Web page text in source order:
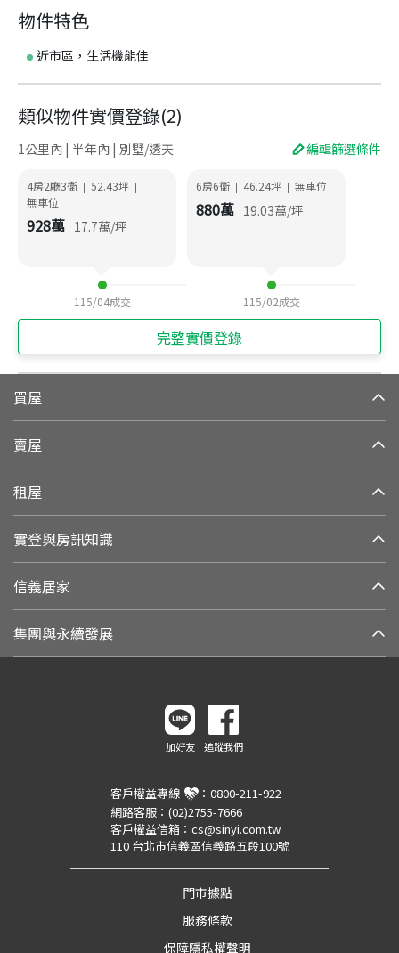
物件特色
近市區，生活機能佳
類似物件實價登錄(2)
1公里內 | 半年內 | 別墅/透天 編輯篩選條件
4房2廳3衛 | 52.43坪 |
無車位
928萬 17.7萬/坪
115/04成交
6房6衛 | 46.24坪 | 無車位
880萬 19.03萬/坪
115/02成交
完整實價登錄
買屋
賣屋
租屋
實登與房訊知識
信義居家
集團與永續發展
加好友 追蹤我們
客戶權益專線 ： 0800-211-922
網路客服： (02)2755-7666
客戶權益信箱： cs@sinyi.com.tw
110 台北市信義區信義路五段100號
門市據點
服務條款
保障隱私權聲明